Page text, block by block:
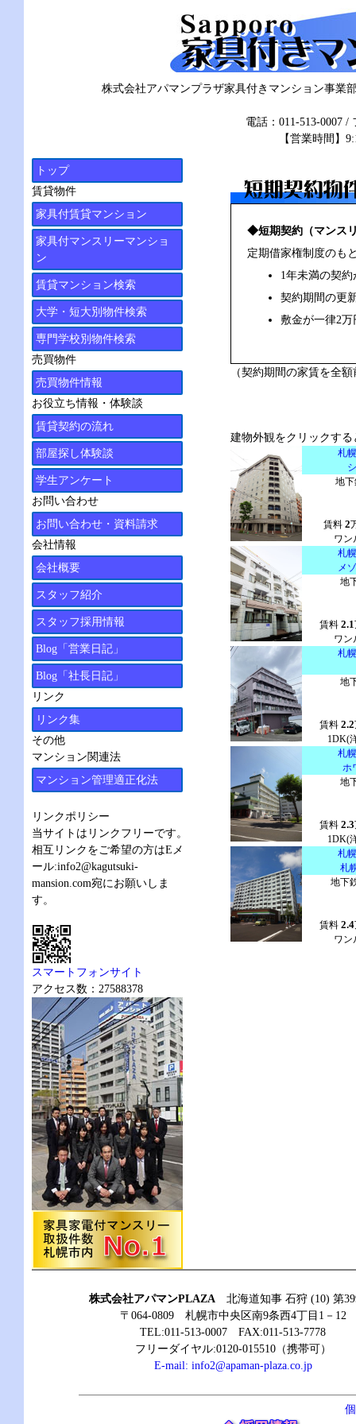
株式会社アパマンプラザ家具付きマンション事
電話：011-513-0007
【営業時間】
◆短期契約（マンス
定期借家権制度のも
1年未満の契
契約期間の更
敷金が一律2
（契約期間の家賃を全
建物外観をクリックす
札
地
賃料 2
ワ
札
メ
地
賃料 2.1
ワ
札
地
賃料 2.2
1DK(
札
ホ
地
賃料 2.3
1DK(
札
札
地下
賃料 2.4
ワ
トップ
賃貸物件
家具付賃貸マンション
家具付マンスリーマンショ
ン
賃貸マンション検索
大学・短大別物件検索
専門学校別物件検索
売買物件
売買物件情報
お役立ち情報・体験談
賃貸契約の流れ
部屋探し体験談
学生アンケート
お問い合わせ
お問い合わせ・資料請求
会社情報
会社概要
スタッフ紹介
スタッフ採用情報
Blog「営業日記」
Blog「社長日記」
リンク
リンク集
その他
マンション関連法
マンション管理適正化法
リンクポリシー
当サイトはリンクフリーです。
相互リンクをご希望の方はEメ
ール:info2@kagutsuki-
mansion.com宛にお願いしま
す。
スマートフォンサイト
アクセス数：27588378
株式会社アパマンPLAZA北海道知事 石狩 (10) 第
〒064-0809 札幌市中央区南9条西4丁目1－12
TEL:011-513-0007 FAX:011-513-7778
フリーダイヤル:0120-015510（携帯可）
E-mail: info2@apaman-plaza.co.jp